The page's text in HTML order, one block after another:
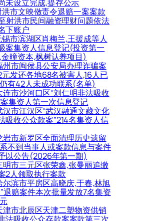
未设立完成,提存公示
洪市文映傚责令退赔一案案款
射洪市民间融资理财问题依法
下账户
市滨湖区肖梅兰,王援成等人
案集资人信息登记(投资第一
曈资本,枫树认养项目)
州市闽侯县公安局办理诈骗案
发还各地68名被害人,16人已
有42人未成功联系(名单)
连市沙河口区“刘仁明非法吸收
集资人第一次信息登记
汉市江汉区“武汉融通文藏文化
吸收公众款案”214名集资人信
岩市新罗区全面清理历史遗留
不到当事人或案款信息与案件
以公告(2026年第一期)
明市三元区张荣鑫,张曼丽追缴
2人领取执行案款
尔滨市平房区高晓庆,于春,林旭
退赔案件本次批量发放7名集资
津市北辰区天津二塑物资供销